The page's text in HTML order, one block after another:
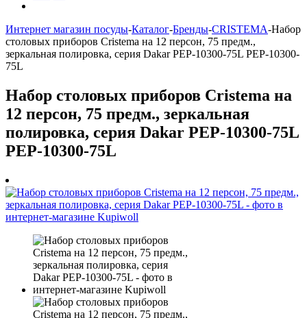
Интернет магазин посуды-Каталог-Бренды-CRISTEMA-Набор
столовых приборов Cristema на 12 персон, 75 предм.,
зеркальная полировка, серия Dakar PEP-10300-75L PEP-10300-
75L
Набор столовых приборов Cristema на
12 персон, 75 предм., зеркальная
полировка, серия Dakar PEP-10300-75L
PEP-10300-75L